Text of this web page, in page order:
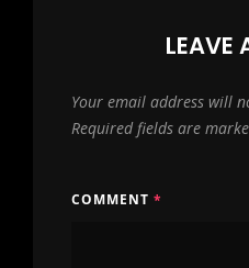
LEAVE
Your email address will
Required fields are
COMMENT *